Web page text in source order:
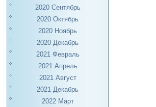
2020 Сентябрь
2020 Октябрь
2020 Ноябрь
2020 Декабрь
2021 Февраль
2021 Апрель
2021 Август
2021 Декабрь
2022 Март